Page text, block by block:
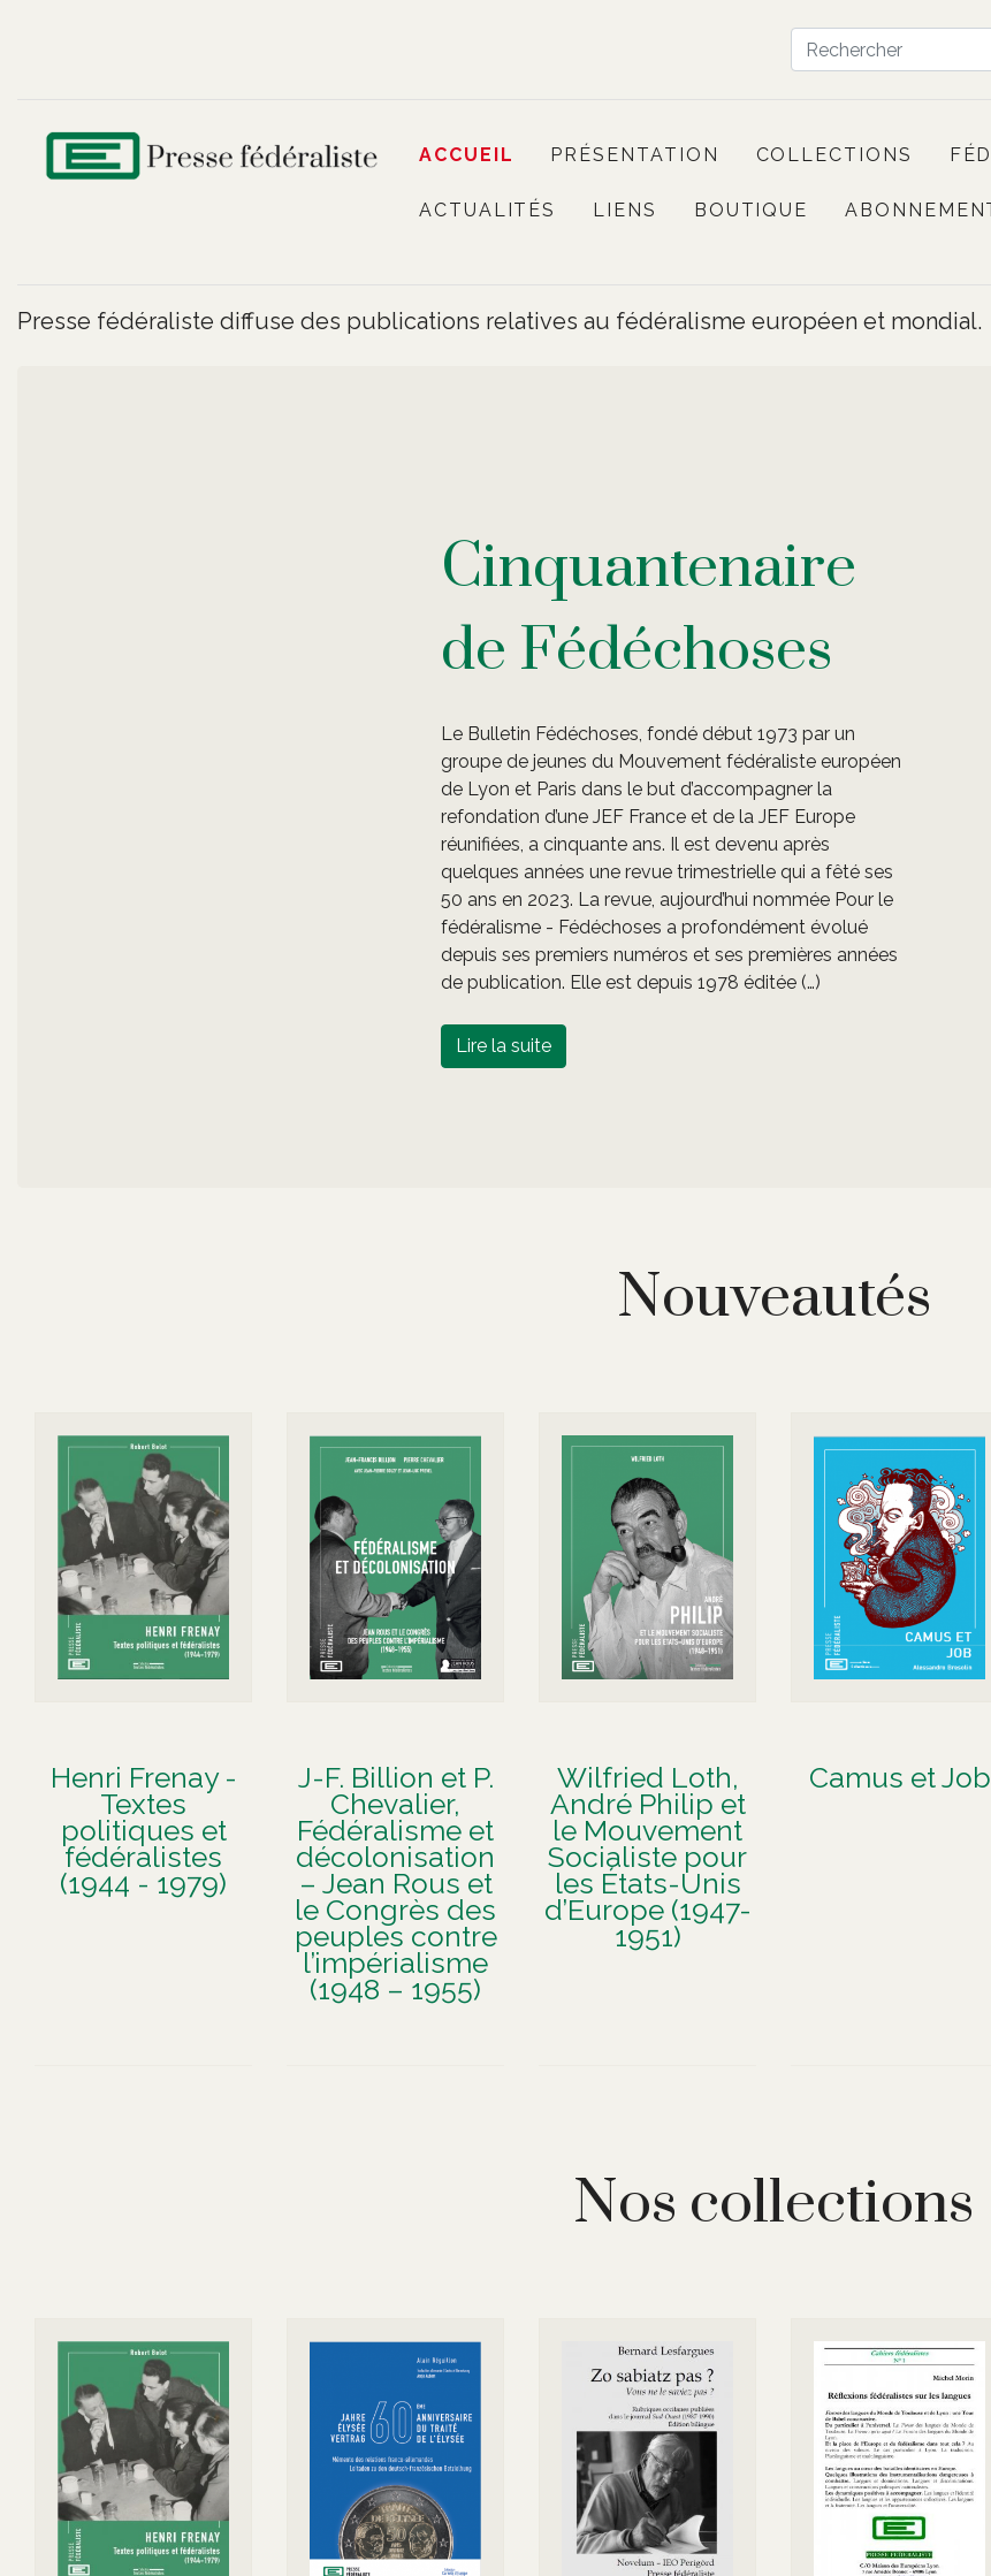
ACCUEIL PRÉSENTATION COLLECTIONS
ACTUALITÉS LIENS BOUTIQUE
Presse fédéraliste diffuse des publications relatives au fédéralisme européen et mondial.
Cinquantenaire
de Fédéchoses
Le Bulletin Fédéchoses, fondé début 1973 par un
groupe de jeunes du Mouvement fédéraliste européen
de Lyon et Paris dans le but d’accompagner la
refondation d’une JEF France et de la JEF Europe
réunifiées, a cinquante ans. Il est devenu après
quelques années une revue trimestrielle qui a fêté ses
50 ans en 2023. La revue, aujourd’hui nommée Pour le
fédéralisme - Fédéchoses a profondément évolué
depuis ses premiers numéros et ses premières années
de publication. Elle est depuis 1978 éditée (…)
Lire la suite
Nouveautés
Henri Frenay -
Textes
politiques et
fédéralistes
(1944 - 1979)
J-F. Billion et P.
Chevalier,
Fédéralisme et
décolonisation
– Jean Rous et
le Congrès des
peuples contre
l’impérialisme
(1948 – 1955)
Wilfried Loth,
André Philip et
le Mouvement
Socialiste pour
les États-Unis
d’Europe (1947-
1951)
Camus et Job
Nos collections